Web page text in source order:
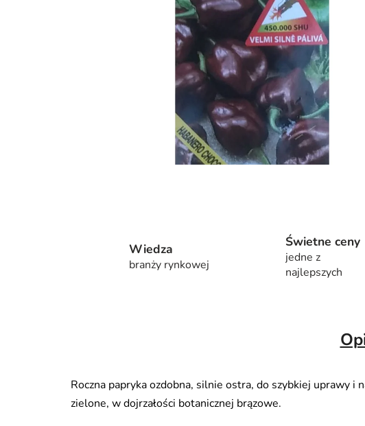
Wiedza
branży rynkowej
Świetne ceny
jedne z
najlepszych
Roczna papryka ozdobna, silnie ostra, do szybkiej uprawy
zielone, w dojrzałości botanicznej brązowe.